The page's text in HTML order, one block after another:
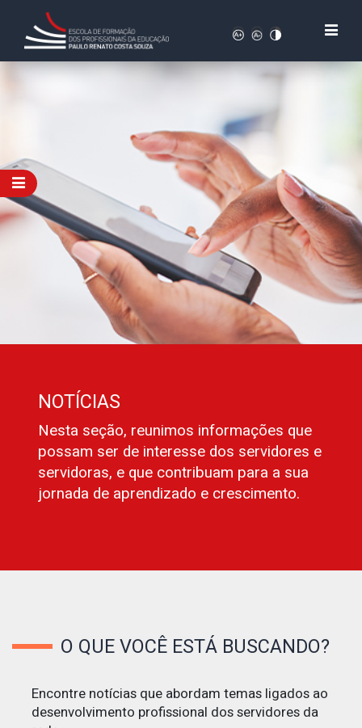
NOTÍCIAS
Nesta seção, reunimos informações que
possam ser de interesse dos servidores e
servidoras, e que contribuam para a sua
jornada de aprendizado e crescimento.
O QUE VOCÊ ESTÁ BUSCANDO?
Encontre notícias que abordam temas ligados ao
desenvolvimento profissional dos servidores da